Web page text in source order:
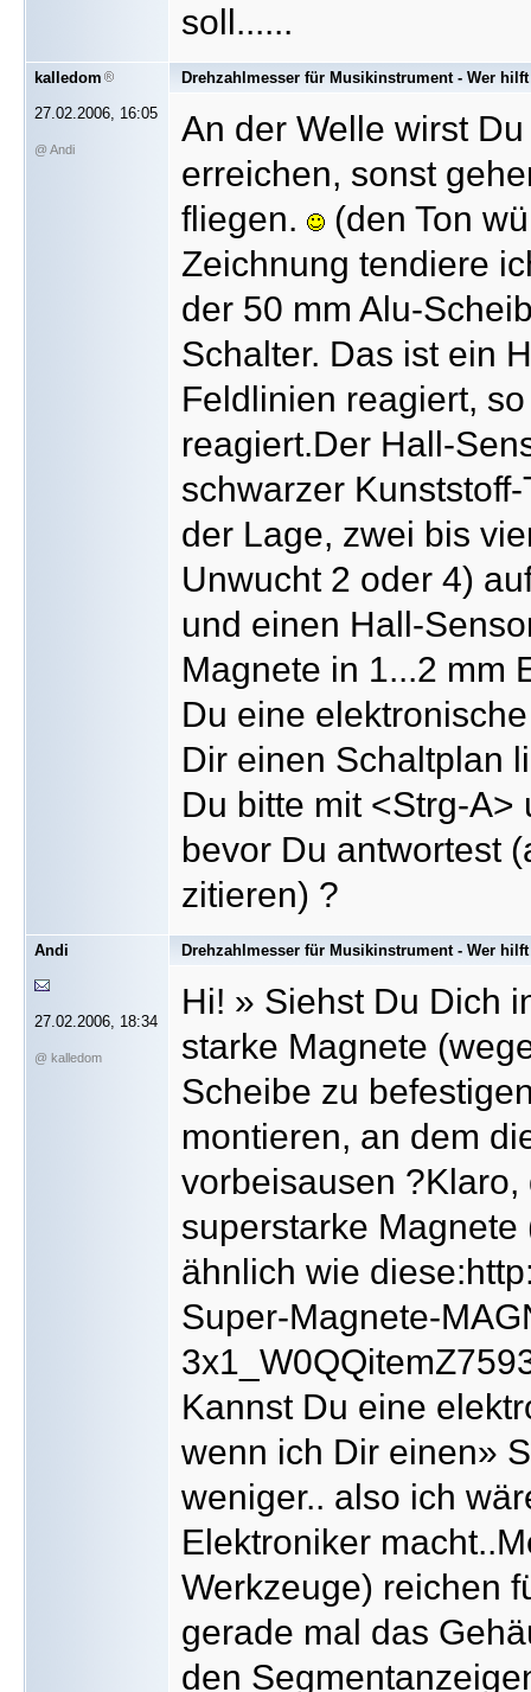
soll......
kalledom
27.02.2006, 16:05
@ Andi
Drehzahlmesser für Musikinstrument - Wer
An der Welle wirst
erreichen, sonst
fliegen.
(den Ton
Zeichnung tendiere
der 50 mm Alu-
Schalter. Das ist ein
Feldlinien reagiert,
reagiert.Der Hall-
schwarzer
der Lage, zwei bis
Unwucht 2 oder 4)
und einen Hall-
Magnete in 1...2 mm
Du eine
Dir einen Schaltplan
Du bitte mit <Strg-A>
bevor Du antwortest
zitieren) ?
Andi
27.02.2006, 18:34
@ kalledom
Drehzahlmesser für Musikinstrument - Wer
Hi! » Siehst Du Dich
starke Magnete
Scheibe zu
montieren, an dem
vorbeisausen
superstarke
ähnlich wie
Super-Magnete-
Kannst Du eine
wenn ich Dir einen»
weniger.. also ich
Elektroniker
Werkzeuge) reichen
gerade mal das
den